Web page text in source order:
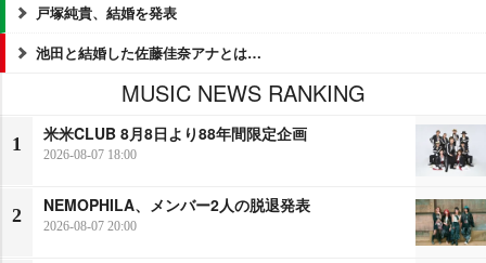
戸塚純貴、結婚を発表
池田と結婚した佐藤佳奈アナとは…
MUSIC NEWS RANKING
1
米米CLUB 8月8日より88年間限定企画
2026-08-07 18:00
2
NEMOPHILA、メンバー2人の脱退発表
2026-08-07 20:00